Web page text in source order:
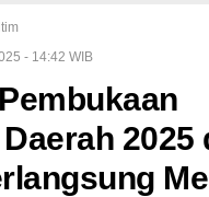
- 14:42 WIB
2025